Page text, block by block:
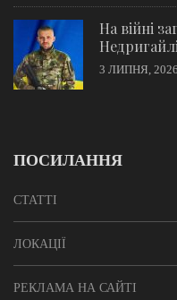
На війні
3 ЛИПНЯ, 2026
ПОСИЛАННЯ
СТАТТІ
ЛОКАЦІЇ
РЕКЛАМА НА САЙТІ